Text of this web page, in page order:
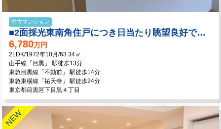
中古マンション
■2面採光東南角住戸につき日当たり眺望良好で明るいお部屋
6,780万円
2LDK/1972年10月/63.34㎡
山手線「目黒」 駅徒歩13分
東急目黒線「不動前」 駅徒歩14分
東急東横線「祐天寺」 駅徒歩24分
東京都目黒区下目黒４丁目